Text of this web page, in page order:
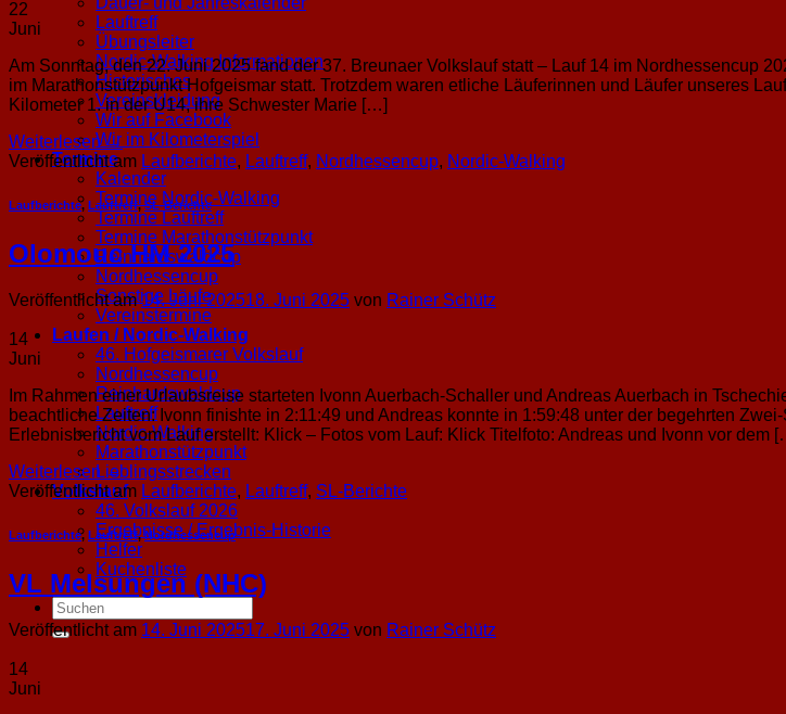
Lauftreff
Übungsleiter
Nordic-Walking Informationen
Historisches
Vereinskleidung
Wir auf Facebook
Wir im Kilometerspiel
Termine
Kalender
Termine Nordic-Walking
Termine Lauftreff
Termine Marathonstützpunkt
Reinhardswaldcup
Nordhessencup
Sonstige Läufe
Vereinstermine
Laufen / Nordic-Walking
46. Hofgeismarer Volkslauf
Nordhessencup
Reinhardswaldcup
Lauftreff
Nordic-Walking
Marathonstützpunkt
Lieblingsstrecken
Volkslauf
46. Volkslauf 2026
Ergebnisse / Ergebnis-Historie
Helfer
Kuchenliste
22
Juni
Am Sonntag, den 22. Juni 2025 fand der 37. Breunaer Volkslauf statt – Lauf 14 im Nordhessencup
im Marathonstützpunkt Hofgeismar statt. Trotzdem waren etliche Läuferinnen und Läufer unseres
Kilometer 1. in der U14, ihre Schwester Marie […]
Weiterlesen→
Veröffentlicht am Laufberichte, Lauftreff, Nordhessencup, Nordic-Walking
Laufberichte, Lauftreff,SL-Berichte
Olomouc HM 2025
Veröffentlicht am14. Juni 202518. Juni 2025 von Rainer Schütz
14
Juni
Im Rahmen einer Urlaubsreise starteten Ivonn Auerbach-Schaller und Andreas Auerbach in
beachtliche Zeiten: Ivonn finishte in 2:11:49 und Andreas konnte in 1:59:48 unter der begehrten
Erlebnisbericht vom Lauf erstellt: Klick – Fotos vom Lauf: Klick Titelfoto: Andreas und Ivonn vor dem
Weiterlesen→
Veröffentlicht am Laufberichte, Lauftreff, SL-Berichte
Laufberichte, Lauftreff,Nordhessencup
VL Melsungen (NHC)
Veröffentlicht am 14. Juni 202517. Juni 2025 von Rainer Schütz
14
Juni